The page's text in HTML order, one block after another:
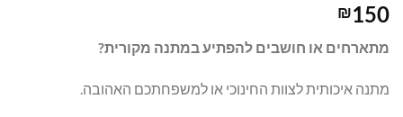
₪150
מתארחים או חושבים להפתיע במתנה מקורית?
מתנה איכותית לצוות החינוכי או למשפחתכם האהובה.